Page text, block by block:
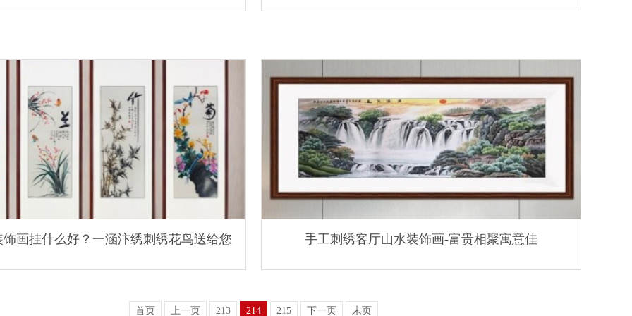
画挂什么好？一涵汴绣刺绣花鸟送给您 手工刺绣客厅山水装饰画-富贵相聚寓意佳
首页 上一页 213 214 215 下一页 末页